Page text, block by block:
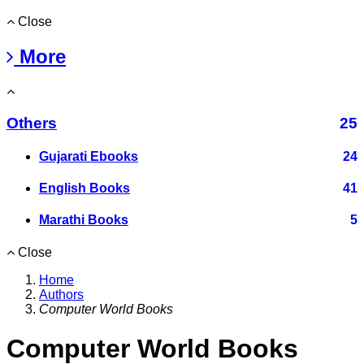
Close
More
Others 25
Gujarati Ebooks 24
English Books 41
Marathi Books 5
Close
Home
Authors
Computer World Books
Computer World Books